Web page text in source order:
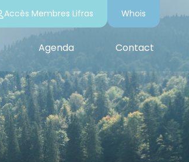
Accès Membres Lifras Whois
Agenda Contact